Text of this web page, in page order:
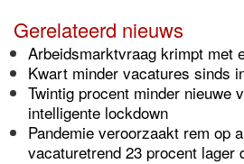
Gerelateerd nieuws
Arbeidsmarktvraag krimpt met
Kwart minder vacatures sinds
Twintig procent minder nieuwe
intelligente lockdown
Pandemie veroorzaakt rem op
vacaturetrend 23 procent lager